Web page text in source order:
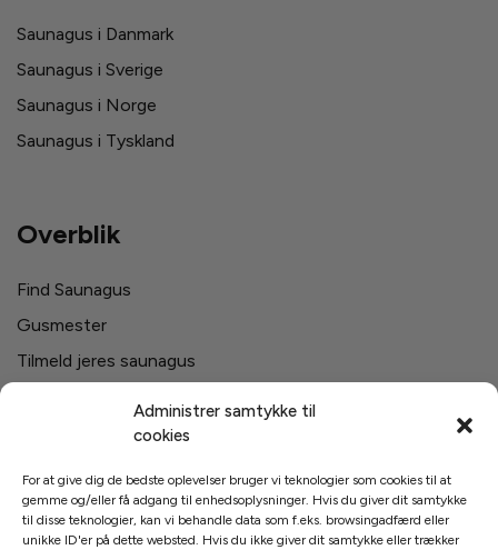
Administrer samtykke til
cookies
For at give dig de bedste oplevelser bruger vi teknologier som cookies til at
gemme og/eller få adgang til enhedsoplysninger. Hvis du giver dit samtykke
til disse teknologier, kan vi behandle data som f.eks. browsingadfærd eller
unikke ID'er på dette websted. Hvis du ikke giver dit samtykke eller trækker
Saunagus i Danmark
Saunagus i Sverige
Saunagus i Norge
Saunagus i Tyskland
Overblik
Find Saunagus
Gusmester
Tilmeld jeres saunagus
Svømmehaller i Danmark
Links